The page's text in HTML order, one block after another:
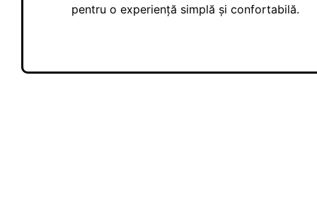
pentru o experiență simplă și confortabilă.